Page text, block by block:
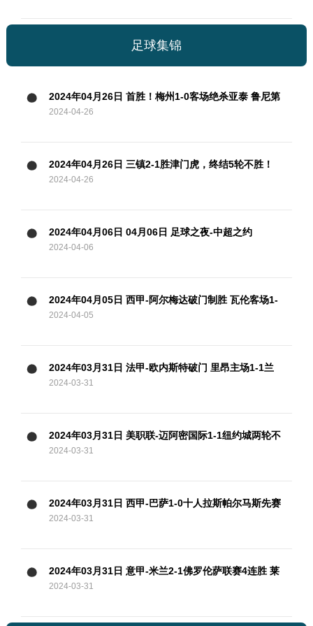
足球集锦
2024年04月26日 首胜！梅州1-0客场绝杀亚泰 鲁尼第
93分钟破空门亚泰中超6轮不胜
2024-04-26
2024年04月26日 三镇2-1胜津门虎，终结5轮不胜！
邓涵文送点+破门，津门虎3轮不胜
2024-04-26
2024年04月06日 04月06日 足球之夜-中超之约
2024-04-06
2024年04月05日 西甲-阿尔梅达破门制胜 瓦伦客场1-
0格拉纳达
2024-04-05
2024年03月31日 法甲-欧内斯特破门 里昂主场1-1兰
斯
2024-03-31
2024年03月31日 美职联-迈阿密国际1-1纽约城两轮不
胜 苏牙破门+失单刀梅西缺阵
2024-03-31
2024年03月31日 西甲-巴萨1-0十人拉斯帕尔马斯先赛
距皇马5分 拉菲尼亚制胜
2024-03-31
2024年03月31日 意甲-米兰2-1佛罗伦萨联赛4连胜 莱
奥过门将破门+脚后跟助攻
2024-03-31